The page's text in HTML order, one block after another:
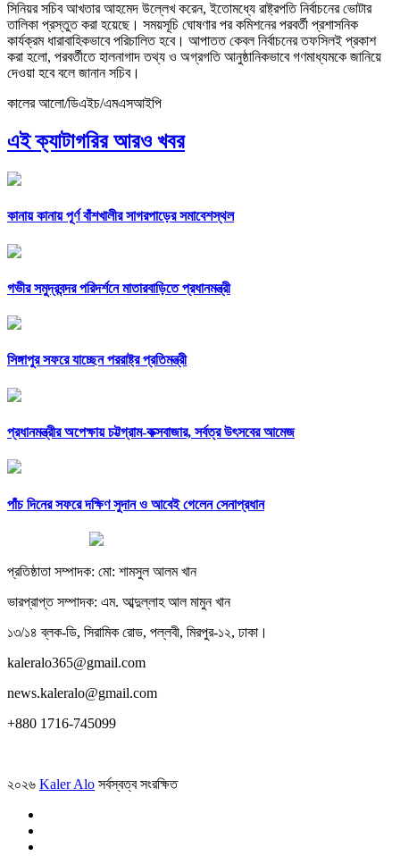
সিনিয়র সচিব আখতার আহমেদ উল্লেখ করেন, ইতোমধ্যে রাষ্ট্রপতি নির্বাচনের ভোটার
তালিকা প্রস্তুত করা হয়েছে। সময়সূচি ঘোষণার পর কমিশনের পরবর্তী প্রশাসনিক
কার্যক্রম ধারাবাহিকভাবে পরিচালিত হবে। আপাতত কেবল নির্বাচনের তফসিলই প্রকাশ
করা হলো, পরবর্তীতে হালনাগাদ তথ্য ও অগ্রগতি আনুষ্ঠানিকভাবে গণমাধ্যমকে জানিয়ে
দেওয়া হবে বলে জানান সচিব।
কালের আলো/ডিএইচ/এমএসআইপি
এই ক্যাটাগরির আরও খবর
কানায় কানায় পূর্ণ বাঁশখালীর সাগরপাড়ের সমাবেশস্থল
গভীর সমুদ্রবন্দর পরিদর্শনে মাতারবাড়িতে প্রধানমন্ত্রী
সিঙ্গাপুর সফরে যাচ্ছেন পররাষ্ট্র প্রতিমন্ত্রী
প্রধানমন্ত্রীর অপেক্ষায় চট্টগ্রাম-কক্সবাজার, সর্বত্র উৎসবের আমেজ
পাঁচ দিনের সফরে দক্ষিণ সুদান ও আবেই গেলেন সেনাপ্রধান
প্রতিষ্ঠাতা সম্পাদক: মো: শামসুল আলম খান
ভারপ্রাপ্ত সম্পাদক: এম. আব্দুল্লাহ আল মামুন খান
১৩/১৪ ব্লক-ডি, সিরামিক রোড, পল্লবী, মিরপুর-১২, ঢাকা।
kaleralo365@gmail.com
news.kaleralo@gmail.com
+880 1716-745099
২০২৬ Kaler Alo সর্বস্বত্ব সংরক্ষিত